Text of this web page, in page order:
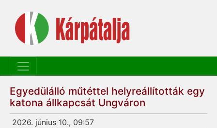
Egyedülálló műtéttel helyreállították egy
katona állkapcsát Ungváron
2026. június 10., 09:57